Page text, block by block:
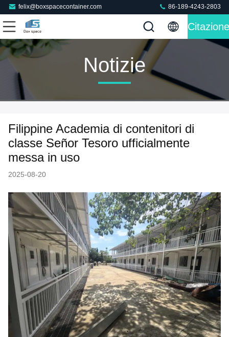
felix@boxspacecontainer.com 86-189-4243-2803
Citazione
Notizie
Filippine Academia di contenitori di
classe Señor Tesoro ufficialmente
messa in uso
2025-08-20